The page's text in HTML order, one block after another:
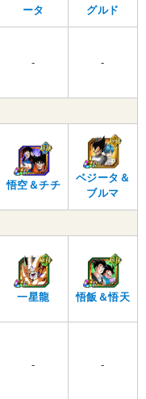
ータ
グルド
- -
悟空＆チチ
ベジータ＆
ブルマ
一星龍 悟飯＆悟天
- -